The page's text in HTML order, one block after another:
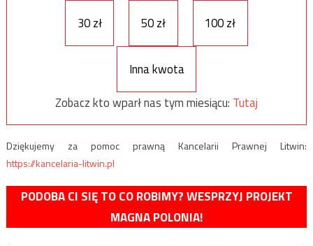
30 zł
50 zł 100 zł
Inna kwota
Zobacz kto wparł nas tym miesiącu: Tutaj
Dziękujemy za pomoc prawną Kancelarii Prawnej Litwin:
https://kancelaria-litwin.pl
PODOBA CI SIĘ TO CO ROBIMY? WESPRZYJ PROJEKT
MAGNA POLONIA!